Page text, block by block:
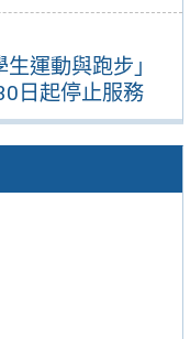
運動與跑步」
日起停止服務